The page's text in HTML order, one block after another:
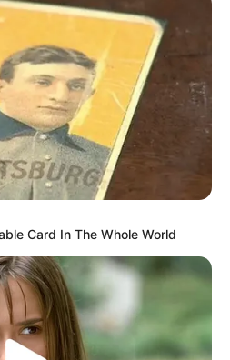
Card In The Whole World